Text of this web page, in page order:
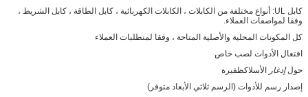
كابل UL: أنواع مختلفة من الكابلات ، الكابلات الكهربائية ، كابل الطاقة ، كابل الشريط ،
وفقا لمواصفات العملاء.
كل المكونات المحلية والأصلية المتاحة ، وفقا لمتطلبات العملاء
افتعال الأدوات لصب خاص
حولإدغار الأسلاكظفيرة
إصدار رسم للأدوات (الرسم ثلاثي الأبعاد متوفر)